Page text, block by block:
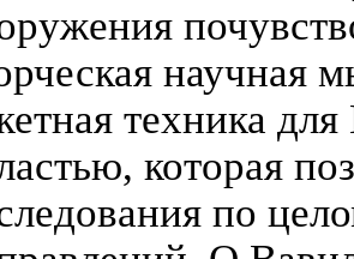
научная
техника
которая
по